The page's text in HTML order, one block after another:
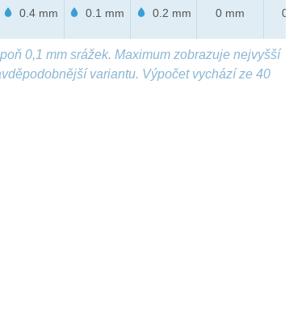
0.4 mm 0.1 mm 0.2 mm 0 mm 0 mm
0,1 mm srážek. Maximum zobrazuje nejvyšší
variantu. Výpočet vychází ze 40